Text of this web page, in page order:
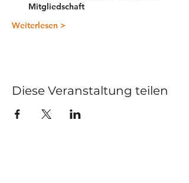
Mitgliedschaft
Weiterlesen >
Diese Veranstaltung teilen